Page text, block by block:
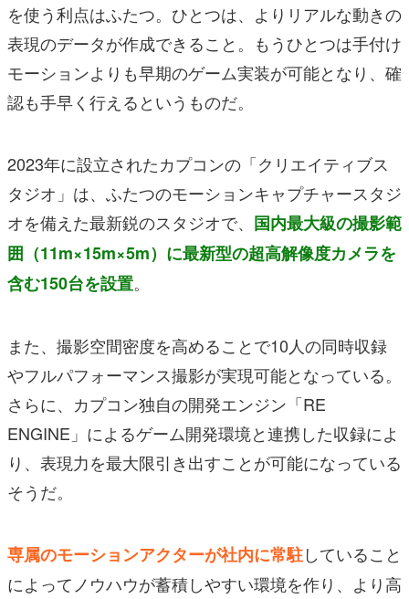
を使う利点はふたつ。ひとつは、よりリアルな動きの
表現のデータが作成できること。もうひとつは手付け
モーションよりも早期のゲーム実装が可能となり、確
認も手早く行えるというものだ。
2023年に設立されたカプコンの「クリエイティブス
タジオ」は、ふたつのモーションキャプチャースタジ
オを備えた最新鋭のスタジオで、 国内最大級の撮影範
囲（11m×15m×5m）に最新型の超高解像度カメラを
含む150台を設置。
また、撮影空間密度を高めることで10人の同時収録
やフルパフォーマンス撮影が実現可能となっている。
さらに、カプコン独自の開発エンジン「RE
ENGINE」によるゲーム開発環境と連携した収録によ
り、表現力を最大限引き出すことが可能になっている
そうだ。
専属のモーションアクターが社内に常駐していること
によってノウハウが蓄積しやすい環境を作り、より高